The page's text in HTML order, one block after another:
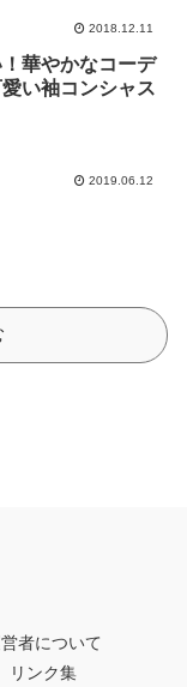
2018.12.11
華やかなコーデ
い袖コンシャス
2019.06.12
者について
リンク集